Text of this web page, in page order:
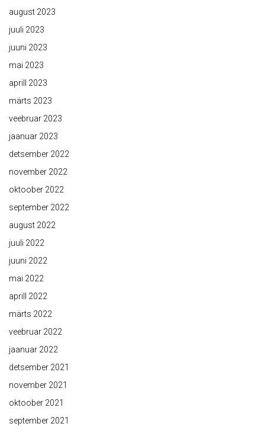
august 2023
juuli 2023
juuni 2023
mai 2023
aprill 2023
märts 2023
veebruar 2023
jaanuar 2023
detsember 2022
november 2022
oktoober 2022
september 2022
august 2022
juuli 2022
juuni 2022
mai 2022
aprill 2022
märts 2022
veebruar 2022
jaanuar 2022
detsember 2021
november 2021
oktoober 2021
september 2021